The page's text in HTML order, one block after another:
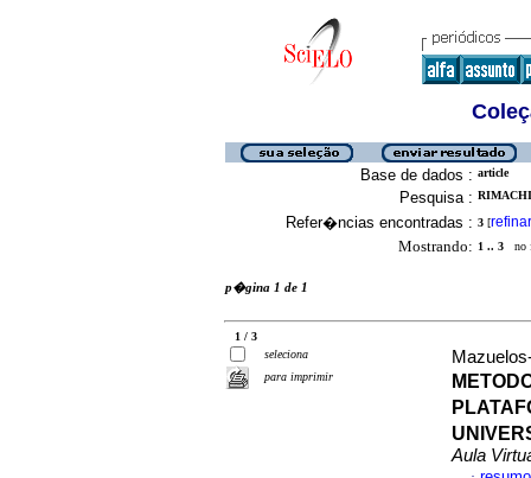
Base de dados : article
Pesquisa :
Refer�ncias encontradas : 3 [refinar
Mostrando: 1 .. 3 no
p�gina 1 de 1
1 / 3
seleciona
para imprimir
Aula